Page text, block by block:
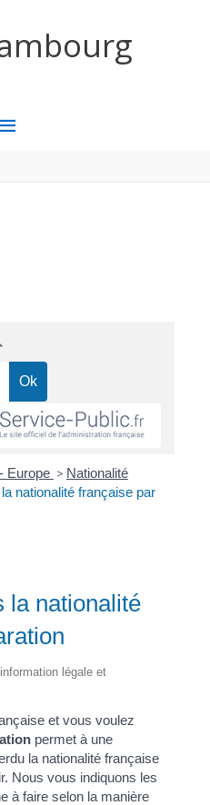
Europe > Nationalité
nationalité française par
la nationalité
légale et
et vous voulez
permet à une
la nationalité française
Nous vous indiquons les
à faire selon la manière